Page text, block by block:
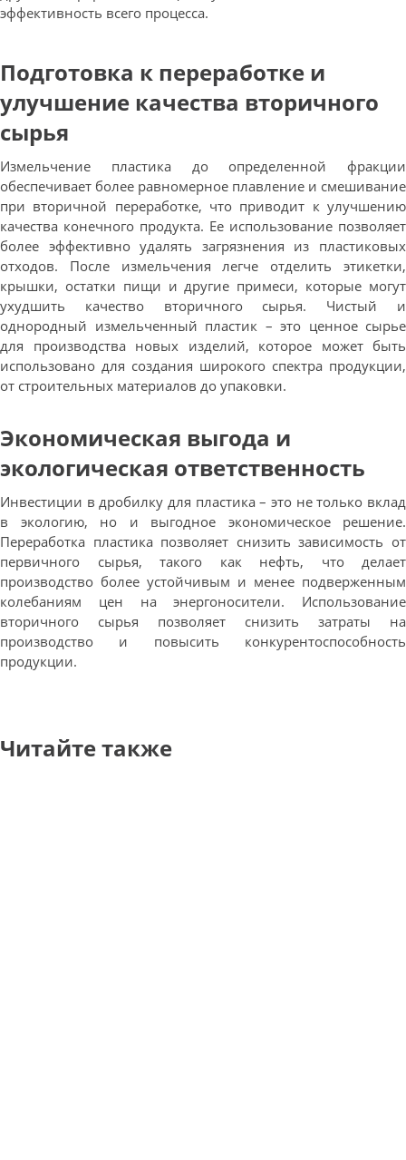
эффективность всего процесса.
Подготовка к переработке и
улучшение качества вторичного
сырья
Измельчение пластика до определенной фракции
обеспечивает более равномерное плавление и смешивание
при вторичной переработке, что приводит к улучшению
качества конечного продукта. Ее использование позволяет
более эффективно удалять загрязнения из пластиковых
отходов. После измельчения легче отделить этикетки,
крышки, остатки пищи и другие примеси, которые могут
ухудшить качество вторичного сырья. Чистый и
однородный измельченный пластик – это ценное сырье
для производства новых изделий, которое может быть
использовано для создания широкого спектра продукции,
от строительных материалов до упаковки.
Экономическая выгода и
экологическая ответственность
Инвестиции в дробилку для пластика – это не только вклад
в экологию, но и выгодное экономическое решение.
Переработка пластика позволяет снизить зависимость от
первичного сырья, такого как нефть, что делает
производство более устойчивым и менее подверженным
колебаниям цен на энергоносители. Использование
вторичного сырья позволяет снизить затраты на
производство и повысить конкурентоспособность
продукции.
Читайте также